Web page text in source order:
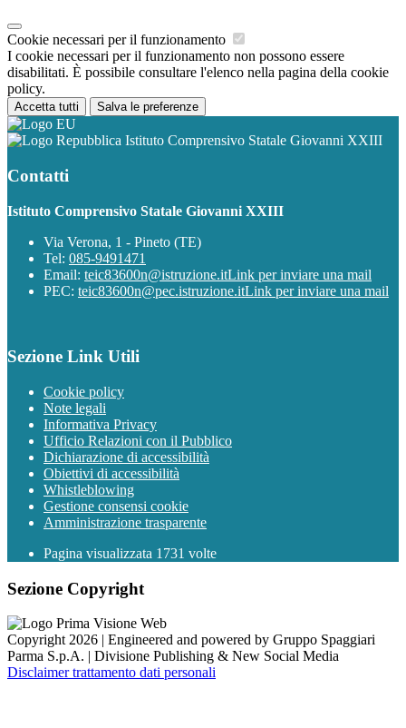
Cookie necessari per il funzionamento
I cookie necessari per il funzionamento non possono essere
disabilitati. È possibile consultare l'elenco nella pagina della cookie
policy.
Accetta tutti Salva le preferenze
Istituto Comprensivo Statale Giovanni XXIII
Contatti
Istituto Comprensivo Statale Giovanni XXIII
Via Verona, 1 - Pineto (TE)
Tel: 085-9491471
Email: teic83600n@istruzione.itLink per inviare una mail
PEC: teic83600n@pec.istruzione.itLink per inviare una mail
Sezione Link Utili
Cookie policy
Note legali
Informativa Privacy
Ufficio Relazioni con il Pubblico
Dichiarazione di accessibilità
Obiettivi di accessibilità
Whistleblowing
Gestione consensi cookie
Amministrazione trasparente
Pagina visualizzata 1731 volte
Sezione Copyright
Copyright 2026 | Engineered and powered by Gruppo Spaggiari
Parma S.p.A. | Divisione Publishing & New Social Media
Disclaimer trattamento dati personali